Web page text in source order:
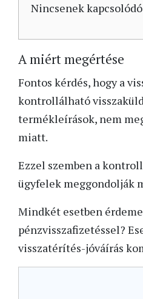
Nincsenek
A miért megértése
Fontos kérdés, hogy a
kontrollálható
termékleírások, nem
miatt.
Ezzel szemben a
ügyfelek meggondolják
Mindkét esetben
pénzvisszafizetéssel?
visszatérítés-jóváírás